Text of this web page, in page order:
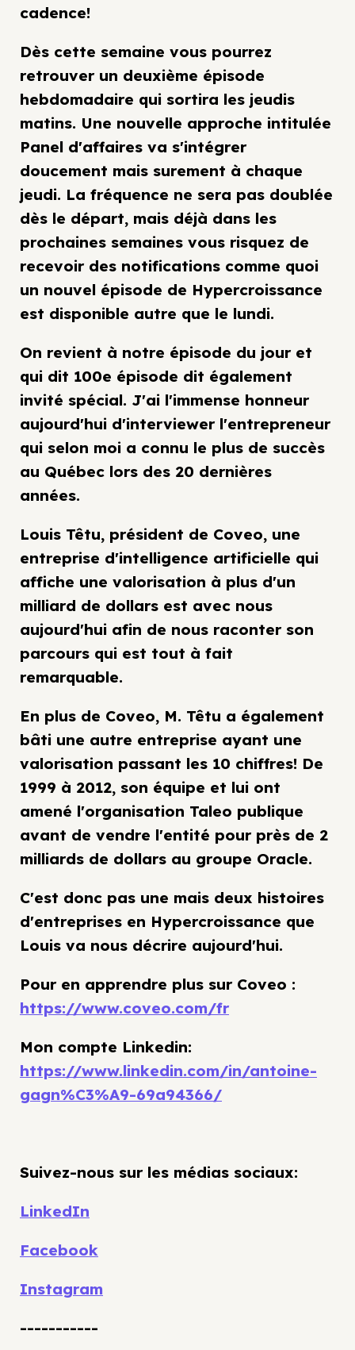
cadence!
Dès cette semaine vous pourrez
retrouver un deuxième épisode
hebdomadaire qui sortira les jeudis
matins. Une nouvelle approche intitulée
Panel d'affaires va s'intégrer
doucement mais surement à chaque
jeudi. La fréquence ne sera pas doublée
dès le départ, mais déjà dans les
prochaines semaines vous risquez de
recevoir des notifications comme quoi
un nouvel épisode de Hypercroissance
est disponible autre que le lundi.
On revient à notre épisode du jour et
qui dit 100e épisode dit également
invité spécial. J'ai l'immense honneur
aujourd'hui d'interviewer l'entrepreneur
qui selon moi a connu le plus de succès
au Québec lors des 20 dernières
années.
Louis Têtu, président de Coveo, une
entreprise d'intelligence artificielle qui
affiche une valorisation à plus d'un
milliard de dollars est avec nous
aujourd'hui afin de nous raconter son
parcours qui est tout à fait
remarquable.
En plus de Coveo, M. Têtu a également
bâti une autre entreprise ayant une
valorisation passant les 10 chiffres! De
1999 à 2012, son équipe et lui ont
amené l'organisation Taleo publique
avant de vendre l'entité pour près de 2
milliards de dollars au groupe Oracle.
C'est donc pas une mais deux histoires
d'entreprises en Hypercroissance que
Louis va nous décrire aujourd'hui.
Pour en apprendre plus sur Coveo :
https://www.coveo.com/fr
Mon compte Linkedin:
https://www.linkedin.com/in/antoine-
gagn%C3%A9-69a94366/
Suivez-nous sur les médias sociaux:
LinkedIn
Facebook
Instagram
-----------